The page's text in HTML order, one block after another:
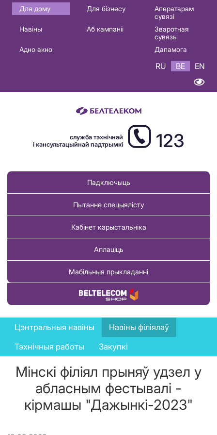
Основная
навигация
Для дому Для бізнесу
Аператарам
сувязі
Навіны
Аб кампаніі
Зваротная
сувязь
Адно акно
Дапамога
RU BE EN
служба тэхнічнай
і кансультацыйнай падтрымкі
123
Падключыць
Пытанне спецыялісту
Кабінет карыстальніка
Аплаціць
Мабільныя прыкладанні
Купіць тавар
News
menu
Цэнтральныя навіны
Навіны філіялаў
Тэхнічныя работы
Закупкі
Мінскі філіял прыняў удзел у
абласным фестывалі -
кірмашы "Дажынкі-2023"